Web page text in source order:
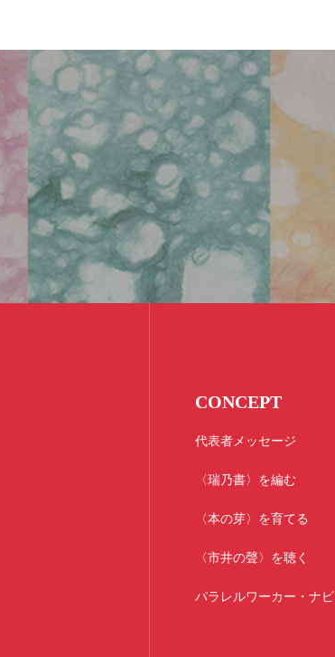
CONCEPT
代表者メッセージ
〈瑞乃書〉を編む
〈本の芽〉を育てる
〈市井の聲〉を聴く
パラレルワーカー・ナビ